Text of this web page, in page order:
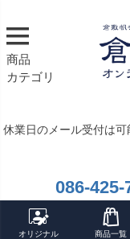
商品
カテゴリ
休業日のメール受付は
086-425-
オリジナル
商品一覧